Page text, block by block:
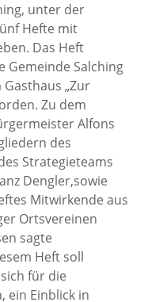
unter der
Hefte mit
Das Heft
Gemeinde Salching
„Zur
Zu dem
Alfons
des
Strategieteams
Dengler,sowie
Mitwirkende aus
Ortsvereinen
sagte
Heft soll
für die
ein Einblick in